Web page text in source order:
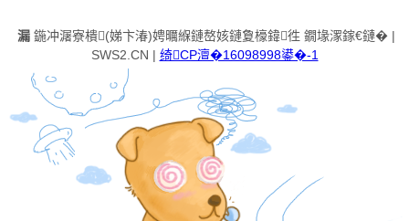
漏 鍦冲潳寮樻(娣卞湷)娉曞緥鏈嶅姟鏈夐檺鍏徃 鐗堟潈鎵€鏈� |
SWS2.CN | 绮CP澶�16098998鍙�-1